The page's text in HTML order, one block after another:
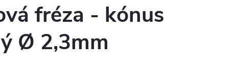
fréza - kónus
Ø 2,3mm